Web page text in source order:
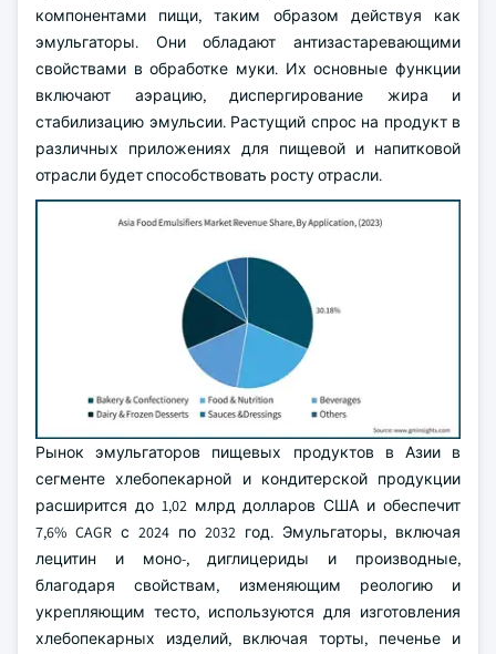
компонентами пищи, таким образом действуя как
эмульгаторы. Они обладают антизастаревающими
свойствами в обработке муки. Их основные функции
включают аэрацию, диспергирование жира и
стабилизацию эмульсии. Растущий спрос на продукт в
различных приложениях для пищевой и напитковой
отрасли будет способствовать росту отрасли.
Рынок эмульгаторов пищевых продуктов в Азии в
сегменте хлебопекарной и кондитерской продукции
расширится до 1,02 млрд долларов США и обеспечит
7,6% CAGR с 2024 по 2032 год. Эмульгаторы, включая
лецитин и моно-, диглицериды и производные,
благодаря свойствам, изменяющим реологию и
укрепляющим тесто, используются для изготовления
хлебопекарных изделий, включая торты, печенье и